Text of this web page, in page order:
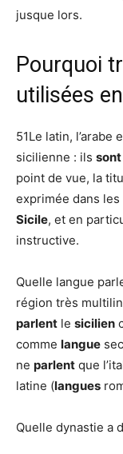
jusque lors.
Pourquoi
utilisées
51Le latin,
sicilienne : ils sont
point de vue, la
exprimée dans
Sicile, et en
instructive.
Quelle langue
région très
parlent le sicilien
comme langue
ne parlent que
latine (langues
Quelle dynastie a